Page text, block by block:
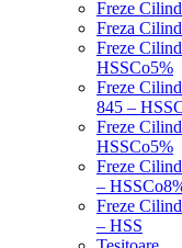
Freze
Freza
Freze
HSSCo5%
Freze
845 –
Freze
HSSCo5%
Freze
–
Freze
– HSS